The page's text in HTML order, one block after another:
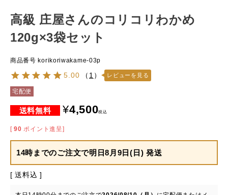
高級 庄屋さんのコリコリわかめ
120g×3袋セット
商品番号 korikoriwakame-03p
5.00 （ 1 ） レビューを見る
宅配便
¥4,500税込
[ 90 ポイント進呈]
14時までのご注文で明日8月9日(日) 発送
送料込